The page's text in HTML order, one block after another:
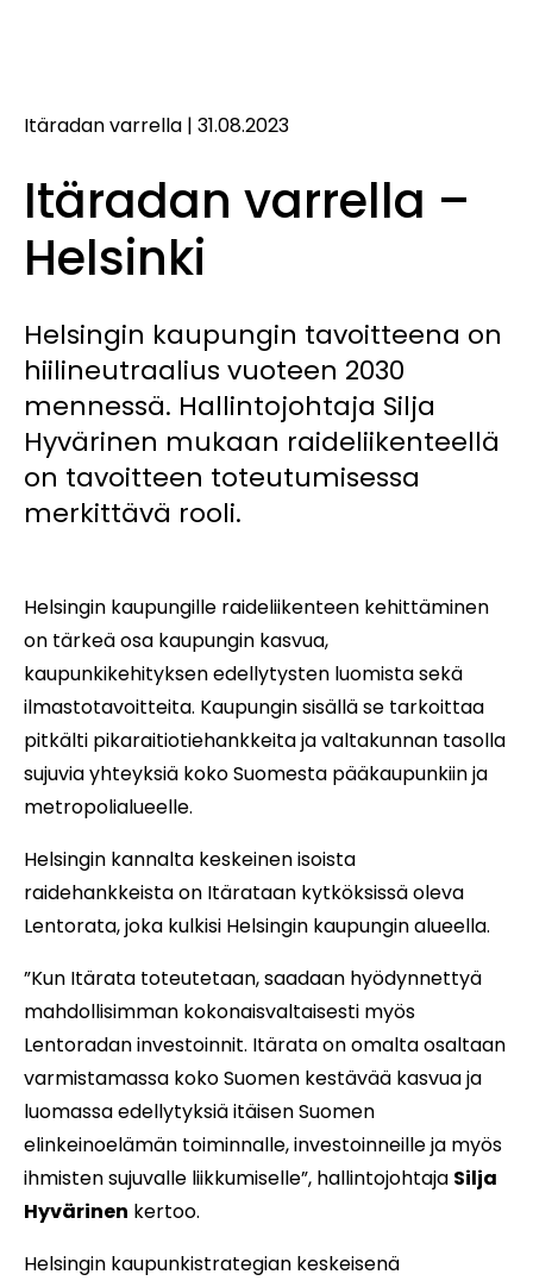
Itäradan varrella | 31.08.2023
Itäradan varrella –
Helsinki
Helsingin kaupungin tavoitteena on
hiilineutraalius vuoteen 2030
mennessä. Hallintojohtaja Silja
Hyvärinen mukaan raideliikenteellä
on tavoitteen toteutumisessa
merkittävä rooli.
Helsingin kaupungille raideliikenteen kehittäminen
on tärkeä osa kaupungin kasvua,
kaupunkikehityksen edellytysten luomista sekä
ilmastotavoitteita. Kaupungin sisällä se tarkoittaa
pitkälti pikaraitiotiehankkeita ja valtakunnan tasolla
sujuvia yhteyksiä koko Suomesta pääkaupunkiin ja
metropolialueelle.
Helsingin kannalta keskeinen isoista
raidehankkeista on Itärataan kytköksissä oleva
Lentorata, joka kulkisi Helsingin kaupungin alueella.
”Kun Itärata toteutetaan, saadaan hyödynnettyä
mahdollisimman kokonaisvaltaisesti myös
Lentoradan investoinnit. Itärata on omalta osaltaan
varmistamassa koko Suomen kestävää kasvua ja
luomassa edellytyksiä itäisen Suomen
elinkeinoelämän toiminnalle, investoinneille ja myös
ihmisten sujuvalle liikkumiselle”, hallintojohtaja Silja
Hyvärinen kertoo.
Helsingin kaupunkistrategian keskeisenä